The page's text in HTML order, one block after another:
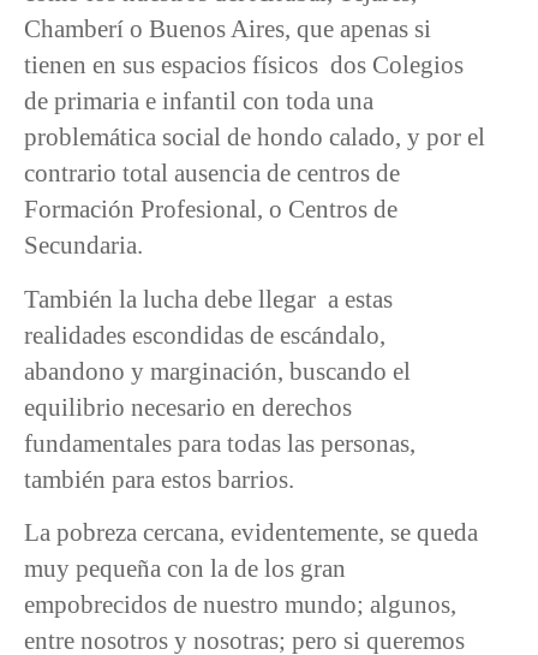
Chamberí o Buenos Aires, que apenas si
tienen en sus espacios físicos dos Colegios
de primaria e infantil con toda una
problemática social de hondo calado, y por el
contrario total ausencia de centros de
Formación Profesional, o Centros de
Secundaria.
También la lucha debe llegar a estas
realidades escondidas de escándalo,
abandono y marginación, buscando el
equilibrio necesario en derechos
fundamentales para todas las personas,
también para estos barrios.
La pobreza cercana, evidentemente, se queda
muy pequeña con la de los gran
empobrecidos de nuestro mundo; algunos,
entre nosotros y nosotras; pero si queremos